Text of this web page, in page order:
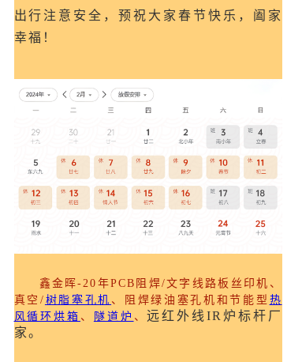
出行注意安全，预祝大家春节快乐，阖家
幸福！
鑫金晖-20年PCB阻焊/文字线路板丝印机、
真空/ 树脂塞孔机 、阻焊绿油塞孔机 和节能型 热
风循环烘箱 、 隧道炉 、远红外线IR炉标杆厂
家。